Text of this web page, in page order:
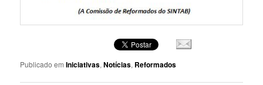
Publicado em Iniciativas,Notícias, Reformados